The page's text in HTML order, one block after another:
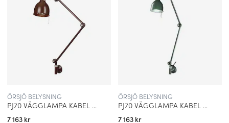
ÖRSJÖ BELYSNING
PJ70 VÄGGLAMPA KABEL OXBLOD
7 163 kr
ÖRSJÖ BELYSNING
PJ70 VÄGGLAMPA KABEL TALLGRÖN
7 163 kr